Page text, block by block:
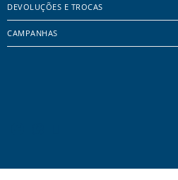
DEVOLUÇÕES E TROCAS
CAMPANHAS